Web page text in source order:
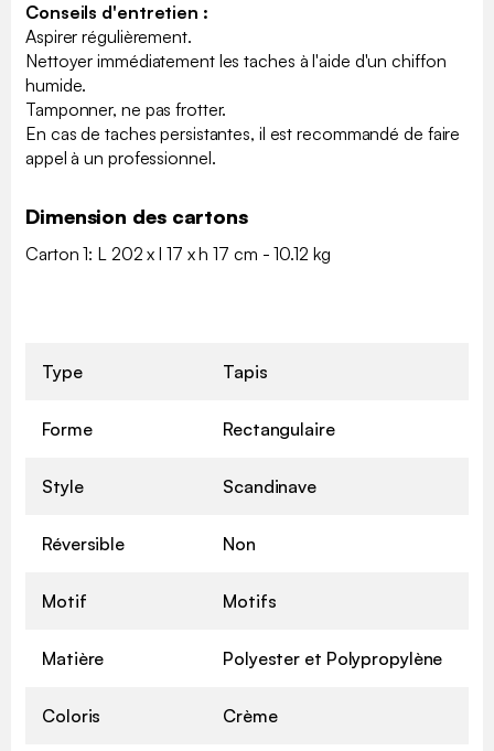
Conseils d'entretien :
Aspirer régulièrement.
Nettoyer immédiatement les taches à l'aide d'un chiffon
humide.
Tamponner, ne pas frotter.
En cas de taches persistantes, il est recommandé de faire
appel à un professionnel.
Dimension des cartons
Carton 1: L 202 x l 17 x h 17 cm - 10.12 kg
Type Tapis
Forme Rectangulaire
Style Scandinave
Réversible Non
Motif Motifs
Matière Polyester et Polypropylène
Coloris Crème